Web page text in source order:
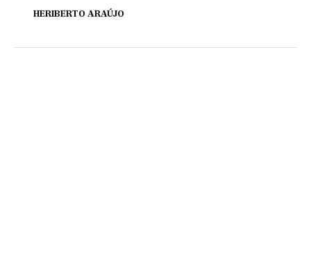
HERIBERTO ARAÚJO